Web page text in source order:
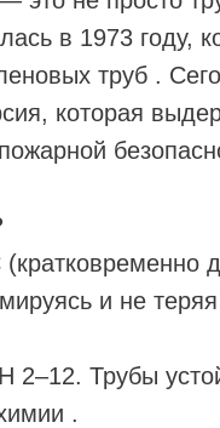
в 1973 году,
труб .
которая
и не теряя
2–12. Трубы
.